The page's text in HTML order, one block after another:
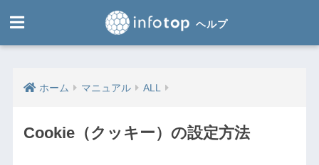
ホーム マニュアル ALL
Cookie（クッキー）の設定方法